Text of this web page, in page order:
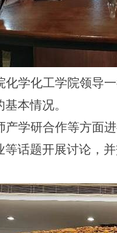
学化工学院领导
本情况。
产学研合作等方面
话题开展讨论，并